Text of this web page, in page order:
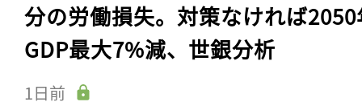
分の労働損失。対策なければ
GDP最大7%減、世銀分析
1日前